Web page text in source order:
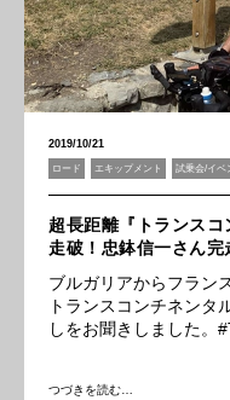
2019/10/21
ロード エキップメント 試乗会/イベ
超長距離『トランス
走破！忠鉢信一さん
ブルガリアからフラン
トランスコンチネンタ
しをお聞きしました。
つづきを読む…